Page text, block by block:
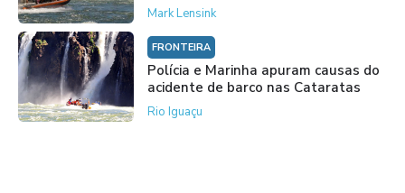
Mark Lensink
FRONTEIRA
Polícia e Marinha apuram causas do
acidente de barco nas Cataratas
Rio Iguaçu